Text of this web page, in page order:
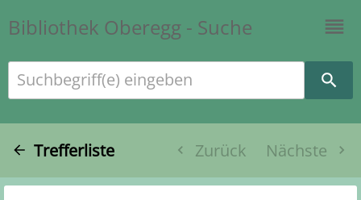
Bibliothek Oberegg - Suche
Suchbegriff(e) eingeben
Trefferliste Zurück Nächste